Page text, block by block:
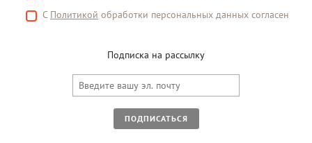
С Политикой обработки персональных данных согласен
Подписка на рассылку
ПОДПИСАТЬСЯ